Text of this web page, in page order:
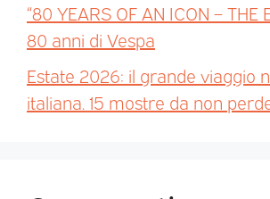
“80 YEARS OF AN ICON – THE
80 anni di Vespa
Estate 2026: il grande viaggio
italiana. 15 mostre da non